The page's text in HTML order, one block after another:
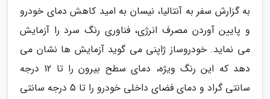
به گزارش سفر به آنتالیا، نیسان به امید کاهش دمای خودرو
و پایین آوردن مصرف انرژی، فناوری رنگ سرد را آزمایش
می نماید. خودروساز ژاپنی می گوید آزمایش ها نشان می
دهد که این رنگ ویژه، دمای سطح بیرون را تا 12 درجه
سانتی گراد و دمای فضای داخلی خودرو را تا 5 درجه سانتی